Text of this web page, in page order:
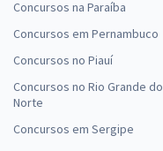
Concursos na Paraíba
Concursos em Pernambuco
Concursos no Piauí
Concursos no Rio Grande do
Norte
Concursos em Sergipe